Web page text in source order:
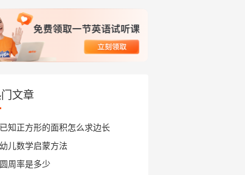
文章
已知正方形的面积怎么求边长
幼儿数学启蒙方法
圆周率是多少